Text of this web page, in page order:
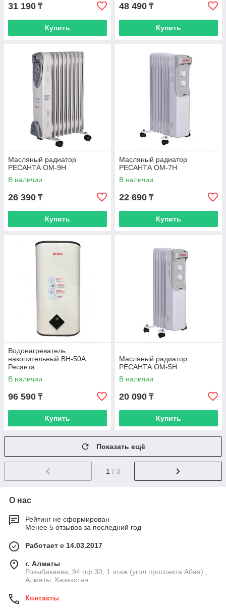
31 190 ₸
Купить
48 490 ₸
Купить
Масляный радиатор
РЕСАНТА ОМ-9Н
В наличии
26 390 ₸
Купить
Масляный радиатор
РЕСАНТА ОМ-7Н
В наличии
22 690 ₸
Купить
Водонагреватель
накопительный ВН-50А
Ресанта
В наличии
96 590 ₸
Купить
Масляный радиатор
РЕСАНТА ОМ-5Н
В наличии
20 090 ₸
Купить
Показать ещё
1 / 3
О нас
Рейтинг не сформирован
Менее 5 отзывов за последний год
Работает с 14.03.2017
г. Алматы
Розыбакиева, 94 оф.30, 1 этаж (угол проспекта Абая) ,
Алматы, Казахстан
Контакты